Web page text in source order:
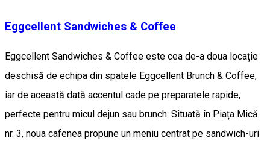
Eggcellent Sandwiches & Coffee
Eggcellent Sandwiches & Coffee este cea de-a doua locație
deschisă de echipa din spatele Eggcellent Brunch & Coffee,
iar de această dată accentul cade pe preparatele rapide,
perfecte pentru micul dejun sau brunch. Situată în Piața Mică
nr. 3, noua cafenea propune un meniu centrat pe sandwich-uri